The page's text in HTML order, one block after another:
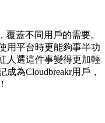
覆蓋不同用戶的需要。
用平台時更能夠事半功
人選這件事變得更加輕
為Cloudbreakr用戶，